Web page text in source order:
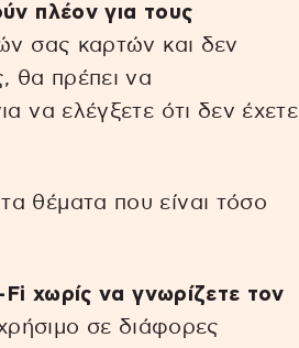
πλέον για τους
σας καρτών και δεν
θα πρέπει να
να ελέγξετε ότι δεν έχετε
θέματα που είναι τόσο
χωρίς να γνωρίζετε τον
σε διάφορες